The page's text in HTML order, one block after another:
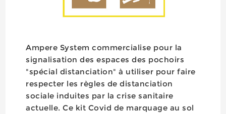
Ampere System commercialise pour la
signalisation des espaces des pochoirs
"spécial distanciation" à utiliser pour faire
respecter les règles de distanciation
sociale induites par la crise sanitaire
actuelle. Ce kit Covid de marquage au sol